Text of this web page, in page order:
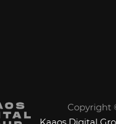
Copyright